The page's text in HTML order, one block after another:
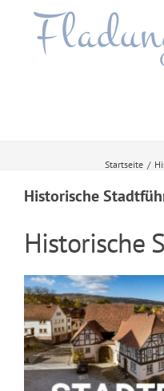
Startseite /
Historische
Historische